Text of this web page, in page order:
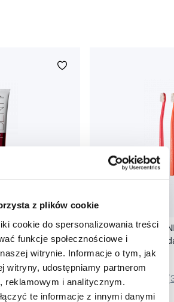
z plików cookie
cookie do spersonalizowania treści
funkcje społecznościowe i
witrynie. Informacje o tym, jak
witryny, udostępniamy partnerom
reklamowym i analitycznym.
te informacje z innymi danymi
intensywna pasta
SWISSDENT
zębów Soft (2+1 za
44,90 Zł